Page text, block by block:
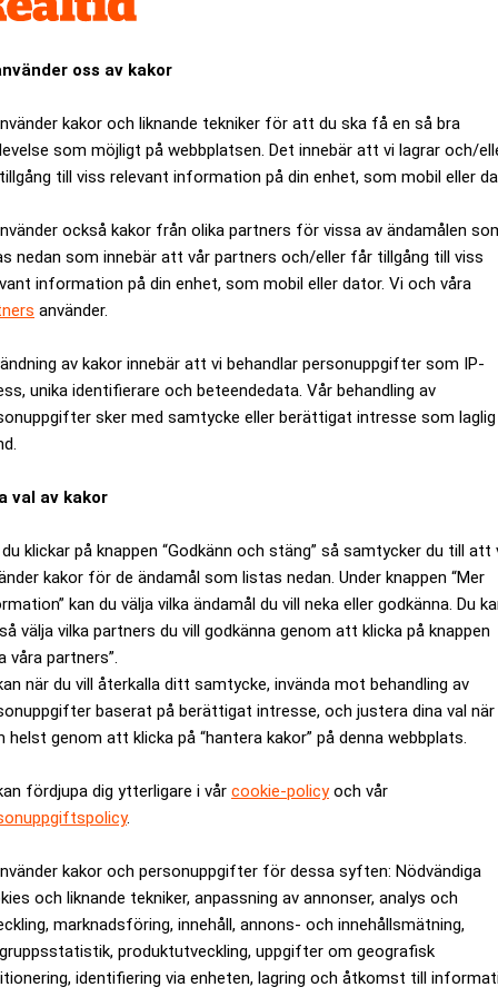
oss av kakor
kakor och liknande tekniker för att du ska få en så bra
som möjligt på webbplatsen. Det innebär att vi lagrar och/
till viss relevant information på din enhet, som mobil eller
också kakor från olika partners för vissa av ändamålen
nedan som innebär att vår partners och/eller får tillgång till viss
information på din enhet, som mobil eller dator. Vi och våra
använder.
av kakor innebär att vi behandlar personuppgifter som IP-
unika identifierare och beteendedata. Vår behandling av
sker med samtycke eller berättigat intresse som laglig
val av kakor
klickar på knappen “Godkänn och stäng” så samtycker du till att
kakor för de ändamål som listas nedan. Under knappen “Mer
kan du välja vilka ändamål du vill neka eller godkänna. Du
välja vilka partners du vill godkänna genom att klicka på knappen
våra partners”.
när du vill återkalla ditt samtycke, invända mot behandling av
baserat på berättigat intresse, och justera dina val när
helst genom att klicka på “hantera kakor” på denna webbplats.
fördjupa dig ytterligare i vår cookie-policyoch vår
.
kakor och personuppgifter för dessa syften: Nödvändiga
och liknande tekniker, anpassning av annonser, analys och
marknadsföring, innehåll, annons- och innehållsmätning,
produktutveckling, uppgifter om geografisk
identifiering via enheten, lagring och åtkomst till
köpt en privat segelbåt för 2,5 miljoner kronor men lät
Marcus Jibréus hävdar att båtköpet var ett legitimt sätt att
mot fondförvaltaren. Det kom då fram att konsumtion,
utländska bolag. Detta ledde till att Marcus Jibréus
använt delar av Skatteverkets utredning som underlag för
bli fängelse plus drygt en miljon kronor i straffavgift.
jag kommer att göra i rätten. Men utgår man från det
till Dagens Industri, Di.
som hittills inte lämnat någon kommentar.
är kostnadsfritt:
J&O Forest Fund Marcus Jibréus skattebrott